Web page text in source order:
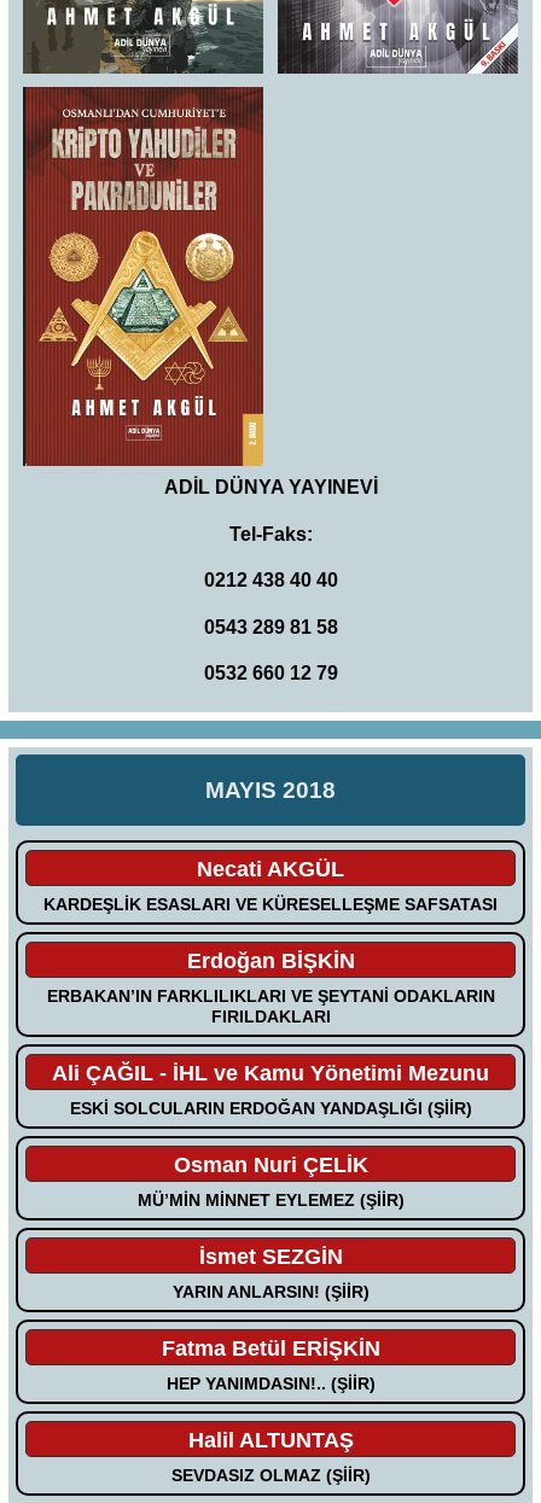
ADİL DÜNYA YAYINEVİ
Tel-Faks:
0212 438 40 40
0543 289 81 58
0532 660 12 79
MAYIS 2018
Necati AKGÜL
KARDEŞLİK ESASLARI VE KÜRESELLEŞME SAFSATASI
Erdoğan BİŞKİN
ERBAKAN’IN FARKLILIKLARI VE ŞEYTANİ ODAKLARIN
FIRILDAKLARI
Ali ÇAĞIL - İHL ve Kamu Yönetimi Mezunu
ESKİ SOLCULARIN ERDOĞAN YANDAŞLIĞI (ŞİİR)
Osman Nuri ÇELİK
MÜ’MİN MİNNET EYLEMEZ (ŞİİR)
İsmet SEZGİN
YARIN ANLARSIN! (ŞİİR)
Fatma Betül ERİŞKİN
HEP YANIMDASIN!.. (ŞİİR)
Halil ALTUNTAŞ
SEVDASIZ OLMAZ (ŞİİR)